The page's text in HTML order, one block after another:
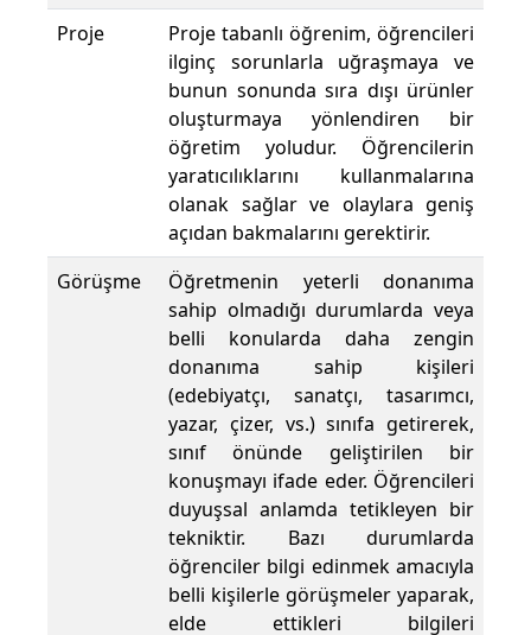
Proje
Proje tabanlı öğrenim, öğrencileri
ilginç sorunlarla uğraşmaya ve
bunun sonunda sıra dışı ürünler
oluşturmaya yönlendiren bir
öğretim yoludur. Öğrencilerin
yaratıcılıklarını kullanmalarına
olanak sağlar ve olaylara geniş
açıdan bakmalarını gerektirir.
Görüşme
Öğretmenin yeterli donanıma
sahip olmadığı durumlarda veya
belli konularda daha zengin
donanıma sahip kişileri
(edebiyatçı, sanatçı, tasarımcı,
yazar, çizer, vs.) sınıfa getirerek,
sınıf önünde geliştirilen bir
konuşmayı ifade eder. Öğrencileri
duyuşsal anlamda tetikleyen bir
tekniktir. Bazı durumlarda
öğrenciler bilgi edinmek amacıyla
belli kişilerle görüşmeler yaparak,
elde ettikleri bilgileri